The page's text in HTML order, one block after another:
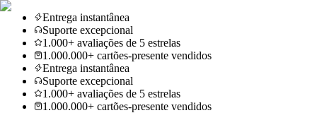
Entrega instantânea
Suporte excepcional
1.000+ avaliações de 5 estrelas
1.000.000+ cartões-presente vendidos
Entrega instantânea
Suporte excepcional
1.000+ avaliações de 5 estrelas
1.000.000+ cartões-presente vendidos